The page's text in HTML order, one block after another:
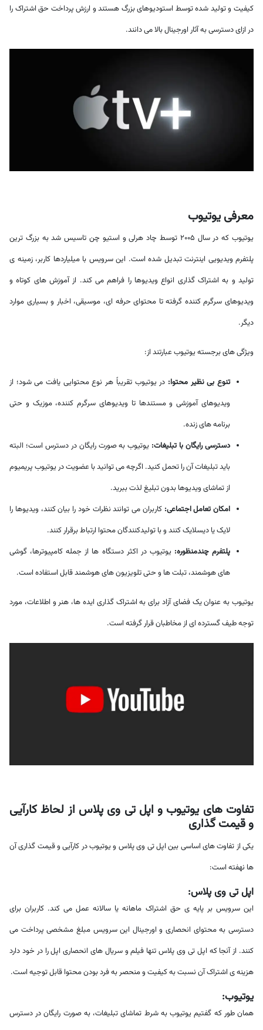
کیفیت و تولید شده توسط استودیوهای بزرگ هستند و ارزش پرداخت حق اشتراک را
در ازای دسترسی به آثار اورجینال بالا می دانند.
معرفی یوتیوب
یوتیوب که در سال ۲۰۰۵ توسط چاد هرلی و استیو چن تاسیس شد به بزرگ ترین
پلتفرم ویدیویی اینترنت تبدیل شده است. این سرویس با میلیاردها کاربر، زمینه ی
تولید و به اشتراک گذاری انواع ویدیوها را فراهم می کند. از آموزش های کوتاه و
ویدیوهای سرگرم کننده گرفته تا محتوای حرفه ای، موسیقی، اخبار و بسیاری موارد
دیگر.
ویژگی های برجسته یوتیوب عبارتند از:
تنوع بی نظیر محتوا: در یوتیوب تقریباً هر نوع محتوایی یافت می شود؛ از
ویدیوهای آموزشی و مستندها تا ویدیوهای سرگرم کننده، موزیک و حتی
برنامه های زنده.
دسترسی رایگان با تبلیغات: یوتیوب به صورت رایگان در دسترس است؛ البته
باید تبلیغات آن را تحمل کنید. اگرچه می توانید با عضویت در یوتیوب پریمیوم
از تماشای ویدیوها بدون تبلیغ لذت ببرید.
امکان تعامل اجتماعی:کاربران می توانند نظرات خود را بیان کنند، ویدیوها را
لایک یا دیسلایک کنند و با تولیدکنندگان محتوا ارتباط برقرار کنند.
پلتفرم چندمنظوره: یوتیوب در اکثر دستگاه ها از جمله کامپیوترها، گوشی
های هوشمند، تبلت ها و حتی تلویزیون های هوشمند قابل استفاده است.
یوتیوب به عنوان یک فضای آزاد برای به اشتراک گذاری ایده ها، هنر و اطلاعات، مورد
توجه طیف گسترده ای از مخاطبان قرار گرفته است.
تفاوت های یوتیوب و اپل تی وی پلاس از لحاظ کارآیی
و قیمت گذاری
یکی از تفاوت های اساسی بین اپل تی وی پلاس و یوتیوب در کارآیی و قیمت گذاری آن
ها نهفته است:
اپل تی وی پلاس:
این سرویس بر پایه ی حق اشتراک ماهانه یا سالانه عمل می کند. کاربران برای
دسترسی به محتوای انحصاری و اورجینال این سرویس مبلغ مشخصی پرداخت می
کنند. از آنجا که اپل تی وی پلاس تنها فیلم و سریال های انحصاری اپل را در خود دارد
هزینه ی اشتراک آن نسبت به کیفیت و منحصر به فرد بودن محتوا قابل توجیه است.
یوتیوب:
همان طور که گفتیم یوتیوب به شرط تماشای تبلیغات، به صورت رایگان در دسترس